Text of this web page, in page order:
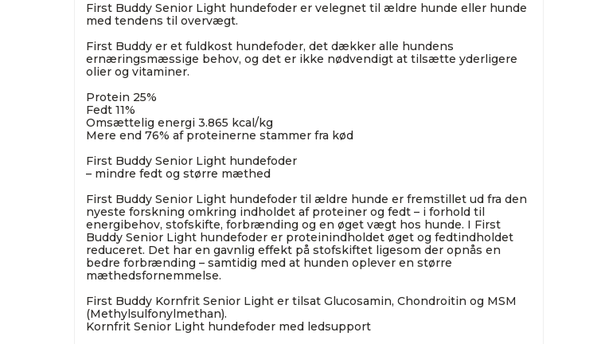
First Buddy Senior Light hundefoder er velegnet til ældre hunde eller hunde
med tendens til overvægt.
First Buddy er et fuldkost hundefoder, det dækker alle hundens
ernæringsmæssige behov, og det er ikke nødvendigt at tilsætte yderligere
olier og vitaminer.
Protein 25%
Fedt 11%
Omsættelig energi 3.865 kcal/kg
Mere end 76% af proteinerne stammer fra kød
First Buddy Senior Light hundefoder
– mindre fedt og større mæthed
First Buddy Senior Light hundefoder til ældre hunde er fremstillet ud fra den
nyeste forskning omkring indholdet af proteiner og fedt – i forhold til
energibehov, stofskifte, forbrænding og en øget vægt hos hunde. I First
Buddy Senior Light hundefoder er proteinindholdet øget og fedtindholdet
reduceret. Det har en gavnlig effekt på stofskiftet ligesom der opnås en
bedre forbrænding – samtidig med at hunden oplever en større
mæthedsfornemmelse.
First Buddy Kornfrit Senior Light er tilsat Glucosamin, Chondroitin og MSM
(Methylsulfonylmethan).
Kornfrit Senior Light hundefoder med ledsupport